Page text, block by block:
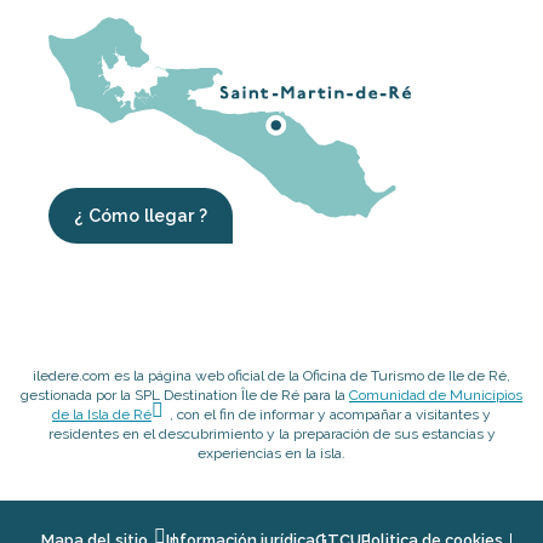
¿ Cómo llegar ?
iledere.com es la página web oficial de la Oficina de Turismo de Ile de Ré,
gestionada por la SPL Destination Île de Ré para la Comunidad de Municipios
de la Isla de Ré
, con el fin de informar y acompañar a visitantes y
residentes en el descubrimiento y la preparación de sus estancias y
experiencias en la isla.